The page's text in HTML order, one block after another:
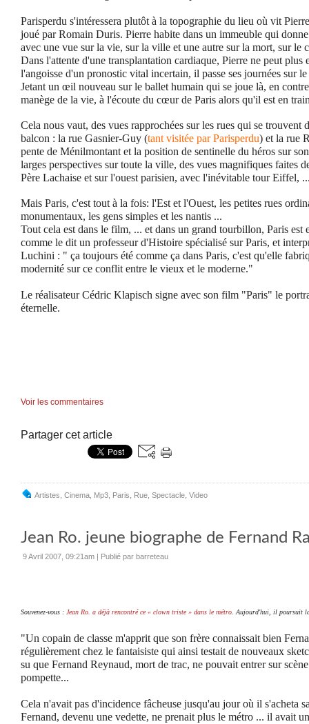
Parisperdu s'intéressera plutôt à la topographie du lieu où vit
joué par Romain Duris. Pierre habite dans un immeuble qui
avec une vue sur la vie, sur la ville et une autre sur la mort, sur le
Dans l'attente d'une transplantation cardiaque, Pierre ne peut plus
l'angoisse d'un pronostic vital incertain, il passe ses journées sur
Jetant un œil nouveau sur le ballet humain qui se joue là, en
manège de la vie, à l'écoute du cœur de Paris alors qu'il est en
Cela nous vaut, des vues rapprochées sur les rues qui se trouvent
balcon : la rue Gasnier-Guy (tant visitée par Parisperdu) et la rue
pente de Ménilmontant et la position de sentinelle du héros sur
larges perspectives sur toute la ville, des vues magnifiques faites
Père Lachaise et sur l'ouest parisien, avec l'inévitable tour Eiffel,
Mais Paris, c'est tout à la fois: l'Est et l'Ouest, les petites rues
monumentaux, les gens simples et les nantis ...
Tout cela est dans le film, ... et dans un grand tourbillon, Paris est
comme le dit un professeur d'Histoire spécialisé sur Paris, et
Luchini : " ça toujours été comme ça dans Paris, c'est qu'elle
modernité sur ce conflit entre le vieux et le moderne."
Le réalisateur Cédric Klapisch signe avec son film "Paris" le
éternelle.
Voir les commentaires
Partager cet article
Artistes Cinema Mp3 Paris Rue Spectacle Video
Jean Ro. jeune biographe de Fernand
9 Avril 2007, 09:21am Publié par barreteau
Souvenez-vous : Jean Ro. a déjà rencontré ce « clown triste » dans le métro.Aujourd'hui, il poursuit
"Un copain de classe m'apprit que son frère connaissait bien
régulièrement chez le fantaisiste qui ainsi testait de nouveaux
su que Fernand Reynaud, mort de trac, ne pouvait entrer sur
pompette...
Cela n'avait pas d'incidence fâcheuse jusqu'au jour où il s'acheta
Fernand, devenu une vedette, ne prenait plus le métro ... il avait